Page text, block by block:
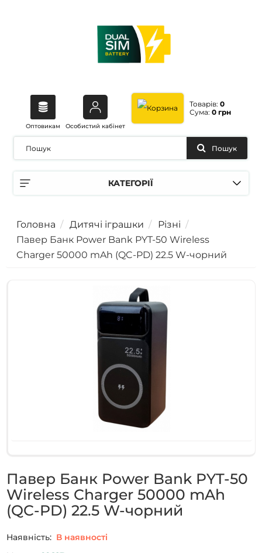
Оптовикам Особистий кабінет
Товарів: 0
Сума: 0 грн
КАТЕГОРІЇ
Пошук
Головна Дитячі іграшки
Різні
Павер Банк Power Bank PYT-50 Wireless
Charger 50000 mAh (QC-PD) 22.5 W-чорний
Павер Банк Power Bank PYT-50
Wireless Charger 50000 mAh
(QC-PD) 22.5 W-чорний
Наявність: В наявності